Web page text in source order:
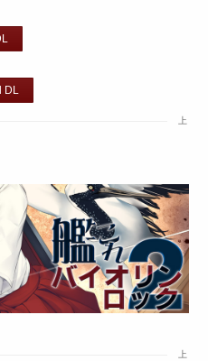
DL
上
上